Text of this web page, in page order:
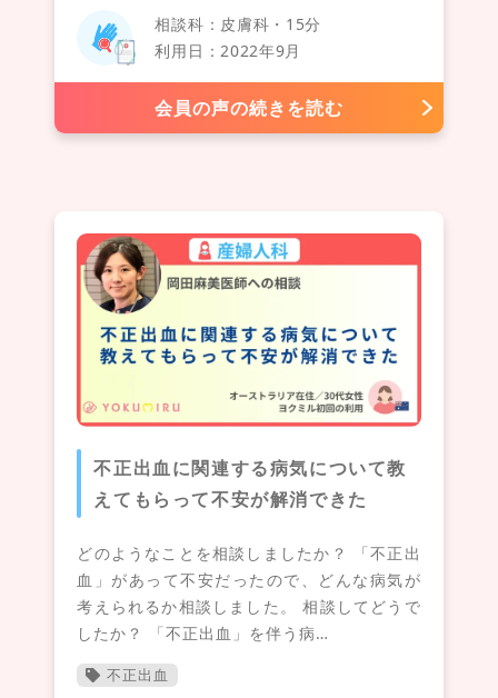
相談科：皮膚科・15分
利用日：2022年9月
会員の声の続きを読む
不正出血に関連する病気について教
えてもらって不安が解消できた
どのようなことを相談しましたか？ 「不正出
血」があって不安だったので、どんな病気が
考えられるか相談しました。 相談してどうで
したか？ 「不正出血」を伴う病…
不正出血